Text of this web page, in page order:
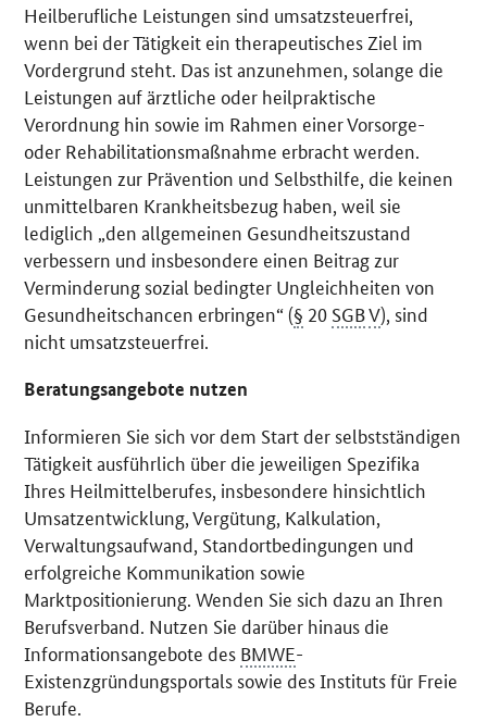
Heilberufliche Leistungen sind umsatzsteuerfrei,
wenn bei der Tätigkeit ein therapeutisches Ziel im
Vordergrund steht. Das ist anzunehmen, solange die
Leistungen auf ärztliche oder heilpraktische
Verordnung hin sowie im Rahmen einer Vorsorge-
oder Rehabilitationsmaßnahme erbracht werden.
Leistungen zur Prävention und Selbsthilfe, die keinen
unmittelbaren Krankheitsbezug haben, weil sie
lediglich „den allgemeinen Gesundheitszustand
verbessern und insbesondere einen Beitrag zur
Verminderung sozial bedingter Ungleichheiten von
Gesundheitschancen erbringen“ (§ 20 SGBV), sind
nicht umsatzsteuerfrei.
Beratungsangebote nutzen
Informieren Sie sich vor dem Start der selbstständigen
Tätigkeit ausführlich über die jeweiligen Spezifika
Ihres Heilmittelberufes, insbesondere hinsichtlich
Umsatzentwicklung, Vergütung, Kalkulation,
Verwaltungsaufwand, Standortbedingungen und
erfolgreiche Kommunikation sowie
Marktpositionierung. Wenden Sie sich dazu an Ihren
Berufsverband. Nutzen Sie darüber hinaus die
Informationsangebote des BMWE-
Existenzgründungsportals sowie des Instituts für Freie
Berufe.